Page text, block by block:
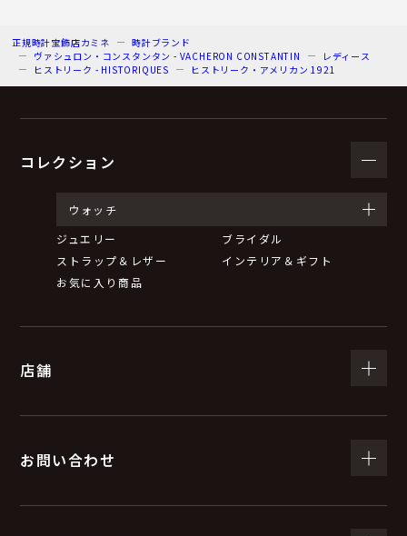
正規時計宝飾店カミネ
時計ブランド
ヴァシュロン・コンスタンタン - VACHERON CONSTANTIN
レディース
ヒストリーク - HISTORIQUES
ヒストリーク・アメリカン 1921
コレクション
ウォッチ
ジュエリー
ブライダル
ストラップ＆レザー
インテリア＆ギフト
お気に入り商品
店舗
お問い合わせ